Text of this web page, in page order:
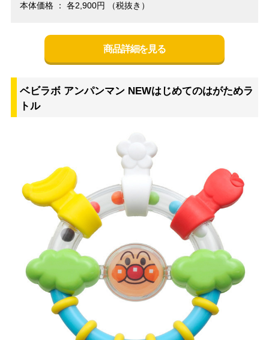
本体価格 ： 各2,900円 （税抜き）
商品詳細を見る
ベビラボ アンパンマン NEWはじめてのはがためラ
トル